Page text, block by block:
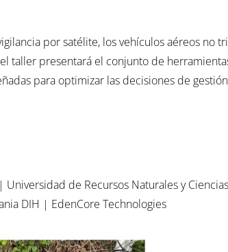
por satélite, los vehículos aéreos no
taller presentará el conjunto de
para optimizar las decisiones de
de Recursos Naturales y
DIH | EdenCore Technologies